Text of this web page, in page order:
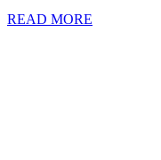
READ MORE